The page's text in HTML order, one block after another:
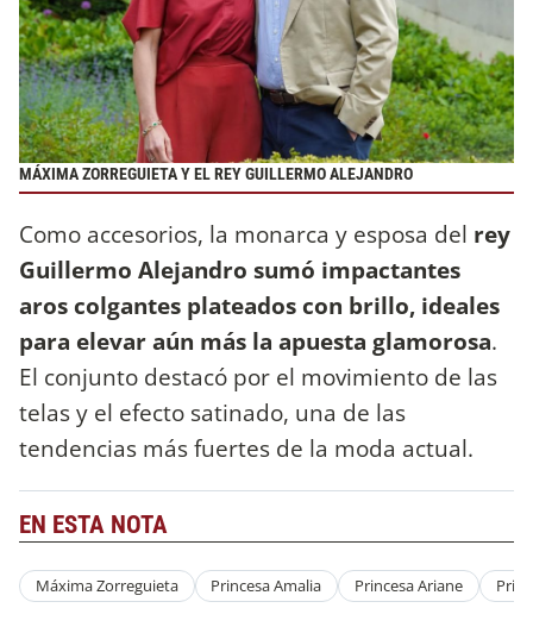
MÁXIMA ZORREGUIETA Y EL REY GUILLERMO ALEJANDRO
Como accesorios, la monarca y esposa del rey
Guillermo Alejandro sumó impactantes
aros colgantes plateados con brillo, ideales
para elevar aún más la apuesta glamorosa.
El conjunto destacó por el movimiento de las
telas y el efecto satinado, una de las
tendencias más fuertes de la moda actual.
EN ESTA NOTA
Máxima Zorreguieta Princesa Amalia Princesa Ariane